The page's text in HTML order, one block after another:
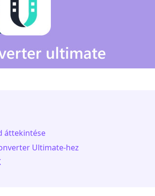
áttekintése
Ultimate-hez